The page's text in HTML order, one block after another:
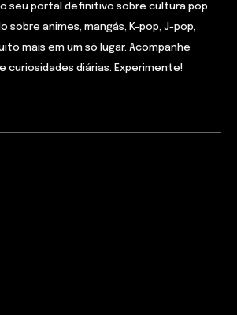
o seu portal definitivo sobre cultura pop
sobre animes, mangás, K-pop, J-pop,
mais em um só lugar. Acompanhe
curiosidades diárias. Experimente!